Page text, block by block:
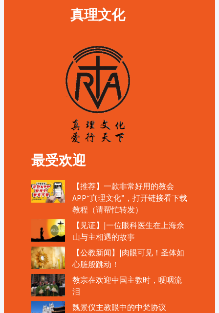
真理文化
最受欢迎
【推荐】一款非常好用的教会
APP“真理文化”，打开链接看下载
教程（请帮忙转发）
【见证】|一位眼科医生在上海佘
山与主相遇的故事
【公教新闻】|肉眼可见！圣体如
心脏般跳动！
教宗在欢迎中国主教时，哽咽流
泪
魏景仪主教眼中的中梵协议